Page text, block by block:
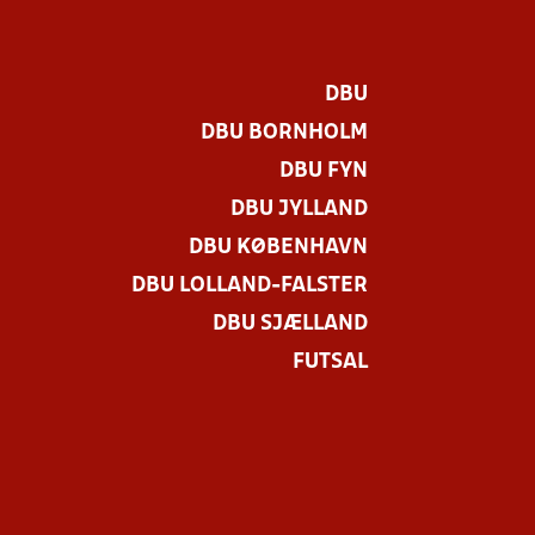
DBU
DBU BORNHOLM
DBU FYN
DBU JYLLAND
DBU KØBENHAVN
DBU LOLLAND-FALSTER
DBU SJÆLLAND
FUTSAL